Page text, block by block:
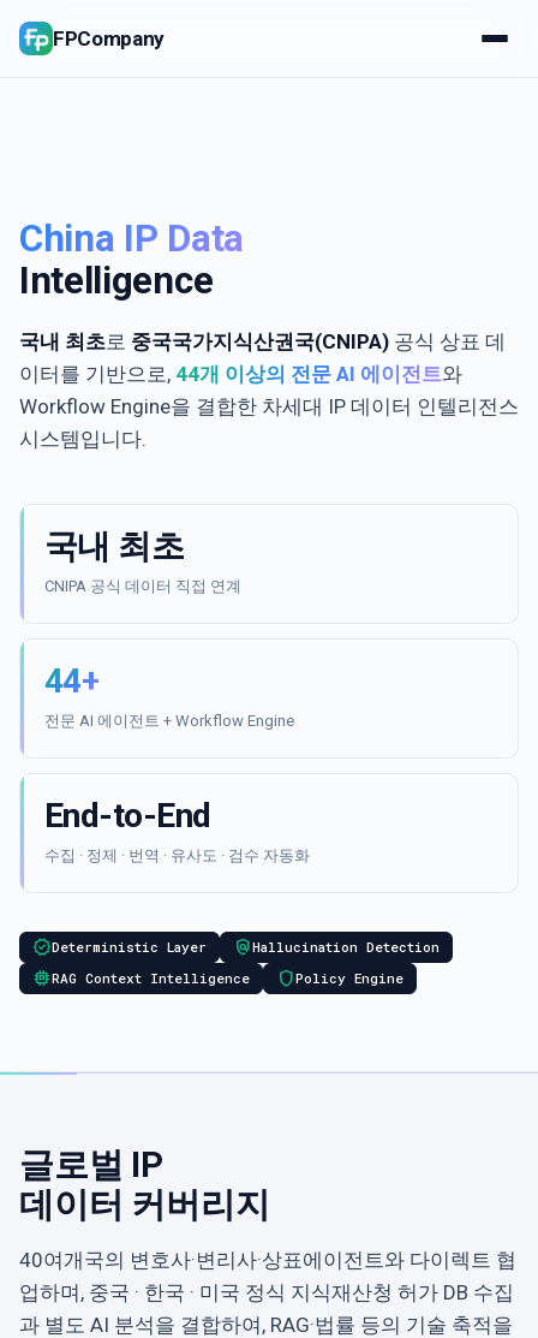
FPCompany
China IP Data
Intelligence
국내 최초로 중국국가지식산권국(CNIPA) 공식 상표 데
이터를 기반으로, 44개 이상의 전문 AI 에이전트와
Workflow Engine을 결합한 차세대 IP 데이터 인텔리전스
시스템입니다.
국내 최초
CNIPA 공식 데이터 직접 연계
44+
전문 AI 에이전트 + Workflow Engine
End-to-End
수집 · 정제 · 번역 · 유사도 · 검수 자동화
verifiedDeterministic Layer policyHallucination Detection
memoryRAG Context Intelligence shieldPolicy Engine
글로벌 IP
데이터 커버리지
40여개국의 변호사·변리사·상표에이전트와 다이렉트 협
업하며, 중국 · 한국 · 미국 정식 지식재산청 허가 DB 수집
과 별도 AI 분석을 결합하여, RAG·법률 등의 기술 축적을